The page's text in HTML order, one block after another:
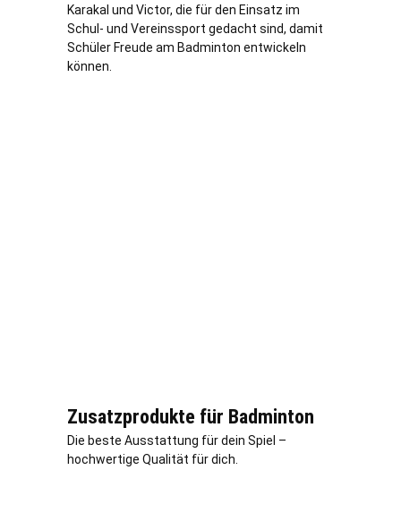
Karakal und Victor, die für den Einsatz im
Schul- und Vereinssport gedacht sind, damit
Schüler Freude am Badminton entwickeln
können.
Zusatzprodukte für Badminton
Die beste Ausstattung für dein Spiel –
hochwertige Qualität für dich.